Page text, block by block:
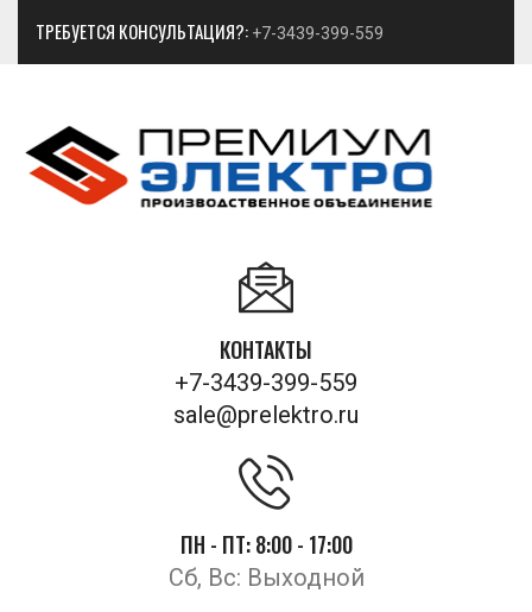
ТРЕБУЕТСЯ КОНСУЛЬТАЦИЯ?: +7-3439-399-559
КОНТАКТЫ
+7-3439-399-559
sale@prelektro.ru
ПН - ПТ: 8:00 - 17:00
Сб, Вс: Выходной